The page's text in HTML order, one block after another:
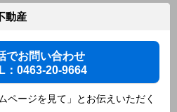
動産
でお問い合わせ
：0463-20-9664
ページを見て」とお伝えいただく